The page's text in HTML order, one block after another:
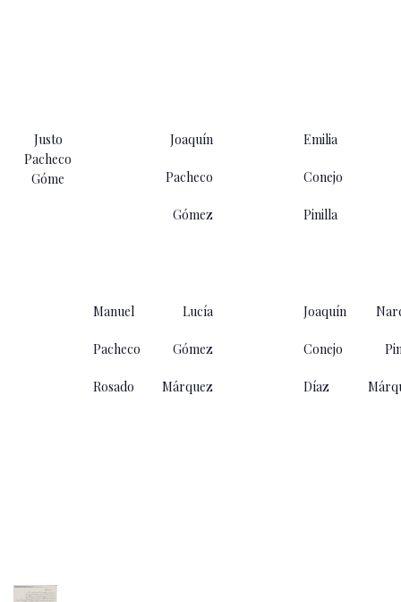
Justo
Pacheco
Góme
Joaquín
Pacheco
Gómez
Emilia
Conejo
Pinilla
Manuel
Pacheco
Rosado
Lucía
Gómez
Márquez
Joaquín
Conejo
Díaz